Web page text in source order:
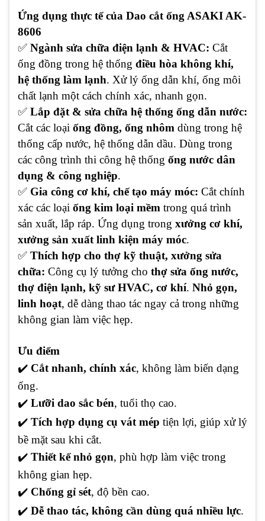
Ứng dụng thực tế của Dao cắt ống ASAKI AK-
8606
✅ Ngành sửa chữa điện lạnh & HVAC: Cắt
ống đồng trong hệ thống điều hòa không khí,
hệ thống làm lạnh. Xử lý ống dẫn khí, ống môi
chất lạnh một cách chính xác, nhanh gọn.
✅ Lắp đặt & sửa chữa hệ thống ống dẫn nước:
Cắt các loại ống đồng, ống nhôm dùng trong hệ
thống cấp nước, hệ thống dẫn dầu. Dùng trong
các công trình thi công hệ thống ống nước dân
dụng & công nghiệp.
✅ Gia công cơ khí, chế tạo máy móc: Cắt chính
xác các loại ống kim loại mềm trong quá trình
sản xuất, lắp ráp. Ứng dụng trong xưởng cơ khí,
xưởng sản xuất linh kiện máy móc.
✅ Thích hợp cho thợ kỹ thuật, xưởng sửa
chữa: Công cụ lý tưởng cho thợ sửa ống nước,
thợ điện lạnh, kỹ sư HVAC, cơ khí. Nhỏ gọn,
linh hoạt, dễ dàng thao tác ngay cả trong những
không gian làm việc hẹp.
Ưu điểm
✔ Cắt nhanh, chính xác, không làm biến dạng
ống.
✔ Lưỡi dao sắc bén, tuổi thọ cao.
✔ Tích hợp dụng cụ vát mép tiện lợi, giúp xử lý
bề mặt sau khi cắt.
✔ Thiết kế nhỏ gọn, phù hợp làm việc trong
không gian hẹp.
✔ Chống gỉ sét, độ bền cao.
✔ Dễ thao tác, không cần dùng quá nhiều lực.